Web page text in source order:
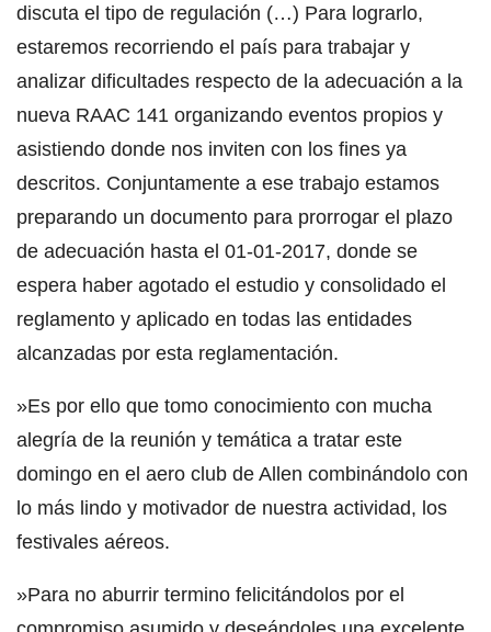
discuta el tipo de regulación (…) Para lograrlo,
estaremos recorriendo el país para trabajar y
analizar dificultades respecto de la adecuación a la
nueva RAAC 141 organizando eventos propios y
asistiendo donde nos inviten con los fines ya
descritos. Conjuntamente a ese trabajo estamos
preparando un documento para prorrogar el plazo
de adecuación hasta el 01-01-2017, donde se
espera haber agotado el estudio y consolidado el
reglamento y aplicado en todas las entidades
alcanzadas por esta reglamentación.
»Es por ello que tomo conocimiento con mucha
alegría de la reunión y temática a tratar este
domingo en el aero club de Allen combinándolo con
lo más lindo y motivador de nuestra actividad, los
festivales aéreos.
»Para no aburrir termino felicitándolos por el